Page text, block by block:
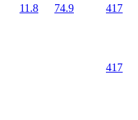
11.8 74.9
417
417